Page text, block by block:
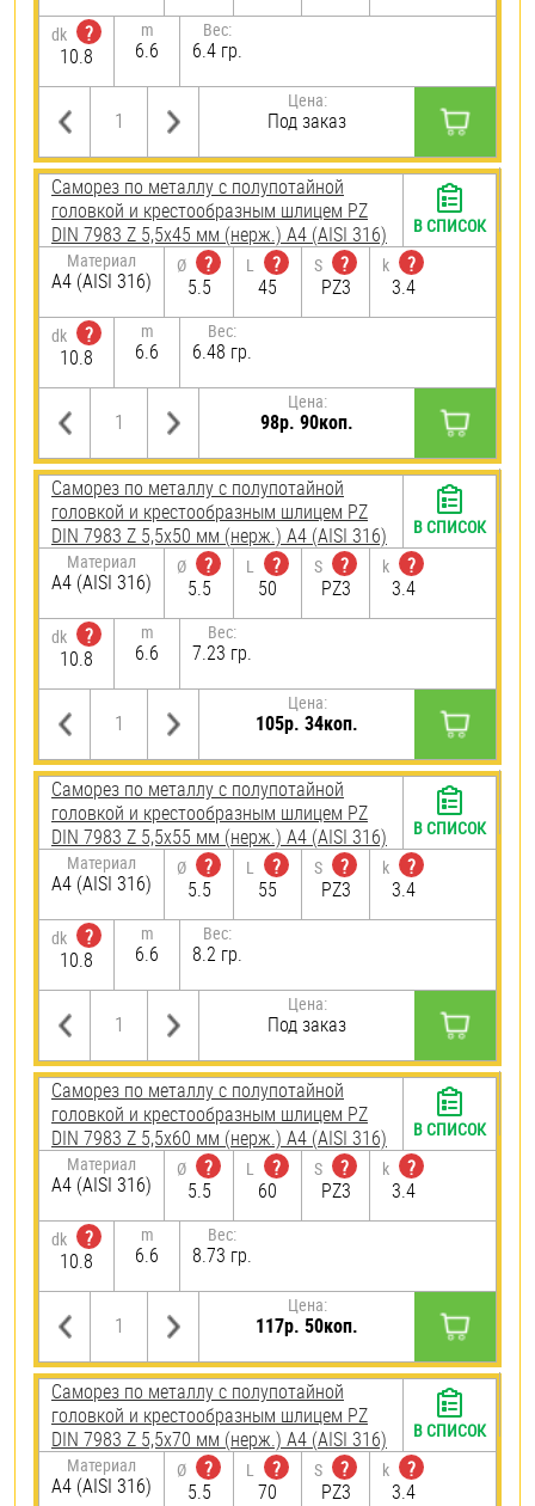
dk
?
10.8
m
6.6
Вес:
6.4 гр.
Цена:
Под заказ
Саморез по металлу с полупотайной
головкой и крестообразным шлицем PZ
DIN 7983 Z 5,5х45 мм (нерж.) A4 (AISI 316)
Материал
A4 (AISI 316)
Ø
?
5.5
L
?
45
S
?
PZ3
k
?
3.4
dk
?
10.8
m
6.6
Вес:
6.48 гр.
Цена:
98р. 90коп.
В СПИСОК
Саморез по металлу с полупотайной
головкой и крестообразным шлицем PZ
DIN 7983 Z 5,5х50 мм (нерж.) A4 (AISI 316)
Материал
A4 (AISI 316)
Ø
?
5.5
L
?
50
S
?
PZ3
k
?
3.4
dk
?
10.8
m
6.6
Вес:
7.23 гр.
Цена:
105р. 34коп.
В СПИСОК
Саморез по металлу с полупотайной
головкой и крестообразным шлицем PZ
DIN 7983 Z 5,5х55 мм (нерж.) A4 (AISI 316)
Материал
A4 (AISI 316)
Ø
?
5.5
L
?
55
S
?
PZ3
k
?
3.4
dk
?
10.8
m
6.6
Вес:
8.2 гр.
Цена:
Под заказ
В СПИСОК
Саморез по металлу с полупотайной
головкой и крестообразным шлицем PZ
DIN 7983 Z 5,5х60 мм (нерж.) A4 (AISI 316)
Материал
A4 (AISI 316)
Ø
?
5.5
L
?
60
S
?
PZ3
k
?
3.4
dk
?
10.8
m
6.6
Вес:
8.73 гр.
Цена:
117р. 50коп.
В СПИСОК
Саморез по металлу с полупотайной
головкой и крестообразным шлицем PZ
DIN 7983 Z 5,5х70 мм (нерж.) A4 (AISI 316)
Материал
A4 (AISI 316)
Ø
?
5.5
L
?
70
S
?
PZ3
k
?
3.4
В СПИСОК